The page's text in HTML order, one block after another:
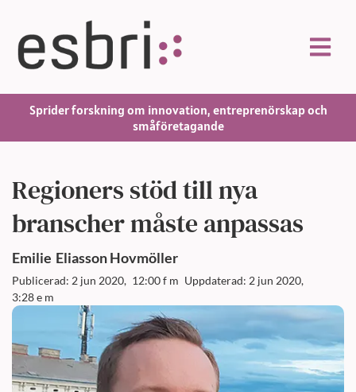
Sprider forskning om innovation, entreprenörskap och
småföretagande
Regioners stöd till nya
branscher måste anpassas
Emilie Eliasson Hovmöller
Publicerad: 2 jun 2020, 12:00 f m Uppdaterad: 2 jun 2020,
3:28 e m